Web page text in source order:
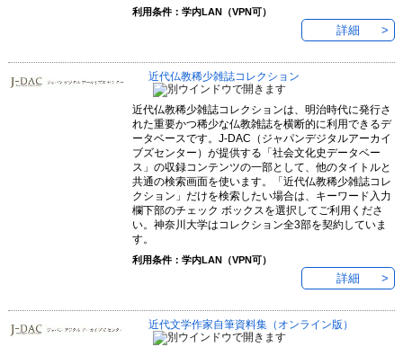
利用条件：学内LAN（VPN可）
詳細
近代仏教稀少雑誌コレクション
近代仏教稀少雑誌コレクションは、明治時代に発行さ
れた重要かつ稀少な仏教雑誌を横断的に利用できるデ
ータベースです。J-DAC（ジャパンデジタルアーカイ
ブズセンター）が提供する「社会文化史データベー
ス」の収録コンテンツの一部として、他のタイトルと
共通の検索画面を使います。「近代仏教稀少雑誌コレ
クション」だけを検索したい場合は、キーワード入力
欄下部のチェック ボックスを選択してご利用くださ
い。神奈川大学はコレクション全3部を契約していま
す。
利用条件：学内LAN（VPN可）
詳細
近代文学作家自筆資料集（オンライン版）